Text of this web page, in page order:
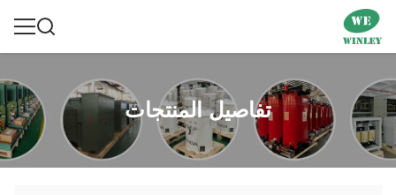
تفاصيل المنتجات